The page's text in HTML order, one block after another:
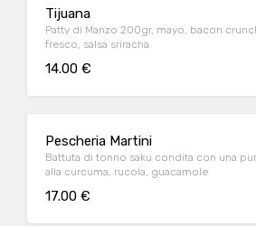
Tijuana
Patty di Manzo 200gr, mayo, bacon
fresco, salsa sriracha
14.00 €
Pescheria Martini
Battuta di tonno saku condita con una
alla curcuma, rucola, guacamole
17.00 €